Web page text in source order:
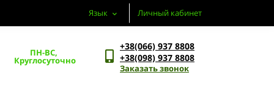
Язык Личный кабинет
ПН-ВС,
Круглосуточно
+38(066) 937 8808
+38(098) 937 8808
Заказать звонок